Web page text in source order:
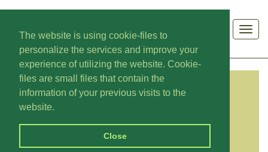
The website is using cookie-files to
personalize the services and improve your
experience of utilizing the website. Cookie-
files are small files that contain the
information of your previous visits to the
website.
Close
CATEGORIES
Shouts